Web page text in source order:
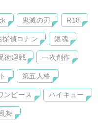
鬼滅の刃 R18
探偵コナン 銀魂
術廻戦 一次創作
第五人格
ンピース ハイキュー
舞